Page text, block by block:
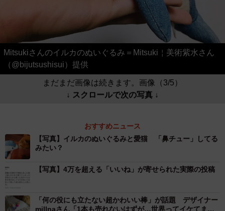
Mitsukiさんのイルカのぬいぐるみ＝Mitsuki￤美術紫水さん
（@bijutsushisui）提供
まだまだ画像は続きます。画像（3/5）
↓ スクロールで次の写真 ↓
おすすめニュース
【写真】イルカのぬいぐるみと愛猫 「鼻チュー」してる
みたい？
【写真】4万を超える「いいね」が寄せられた実際の投稿
「何の役にも立たない超かわいい棒」が話題 デザイナー
millnaさん「1本も売れないはずが…世界ってイケてます